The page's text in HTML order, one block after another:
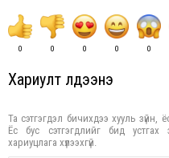
0 0 0 0 0
Хариулт үлдээнэ үү
Та сэтгэгдэл бичихдээ хууль зүйн,
Ёс бус сэтгэгдлийг бид устгах
хариуцлага хүлээхгүй.